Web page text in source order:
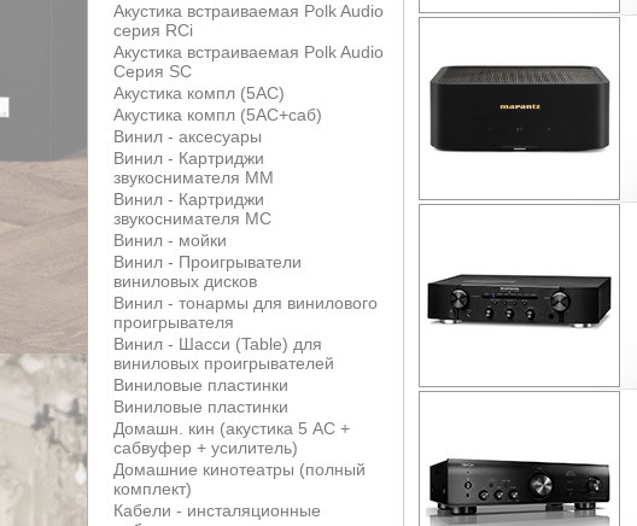
Акустика встраиваемая Polk Audio
серия RCi
Акустика встраиваемая Polk Audio
Серия SC
Акустика компл (5АС)
Акустика компл (5АС+саб)
Винил - аксесуары
Винил - Картриджи
звукоснимателя MM
Винил - Картриджи
звукоснимателя MС
Винил - мойки
Винил - Проигрыватели
виниловых дисков
Винил - тонармы для винилового
проигрывателя
Винил - Шасси (Table) для
виниловых проигрывателей
Виниловые пластинки
Виниловые пластинки
Домашн. кин (акустика 5 АС +
сабвуфер + усилитель)
Домашние кинотеатры (полный
комплект)
Кабели - инсталяционные